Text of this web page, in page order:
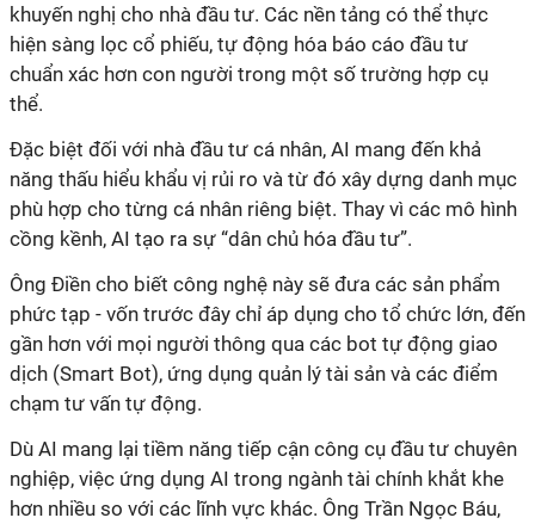
khuyến nghị cho nhà đầu tư. Các nền tảng có thể thực
hiện sàng lọc cổ phiếu, tự động hóa báo cáo đầu tư
chuẩn xác hơn con người trong một số trường hợp cụ
thể.
Đặc biệt đối với nhà đầu tư cá nhân, AI mang đến khả
năng thấu hiểu khẩu vị rủi ro và từ đó xây dựng danh mục
phù hợp cho từng cá nhân riêng biệt. Thay vì các mô hình
cồng kềnh, AI tạo ra sự “dân chủ hóa đầu tư”.
Ông Điền cho biết công nghệ này sẽ đưa các sản phẩm
phức tạp - vốn trước đây chỉ áp dụng cho tổ chức lớn, đến
gần hơn với mọi người thông qua các bot tự động giao
dịch (Smart Bot), ứng dụng quản lý tài sản và các điểm
chạm tư vấn tự động.
Dù AI mang lại tiềm năng tiếp cận công cụ đầu tư chuyên
nghiệp, việc ứng dụng AI trong ngành tài chính khắt khe
hơn nhiều so với các lĩnh vực khác. Ông Trần Ngọc Báu,